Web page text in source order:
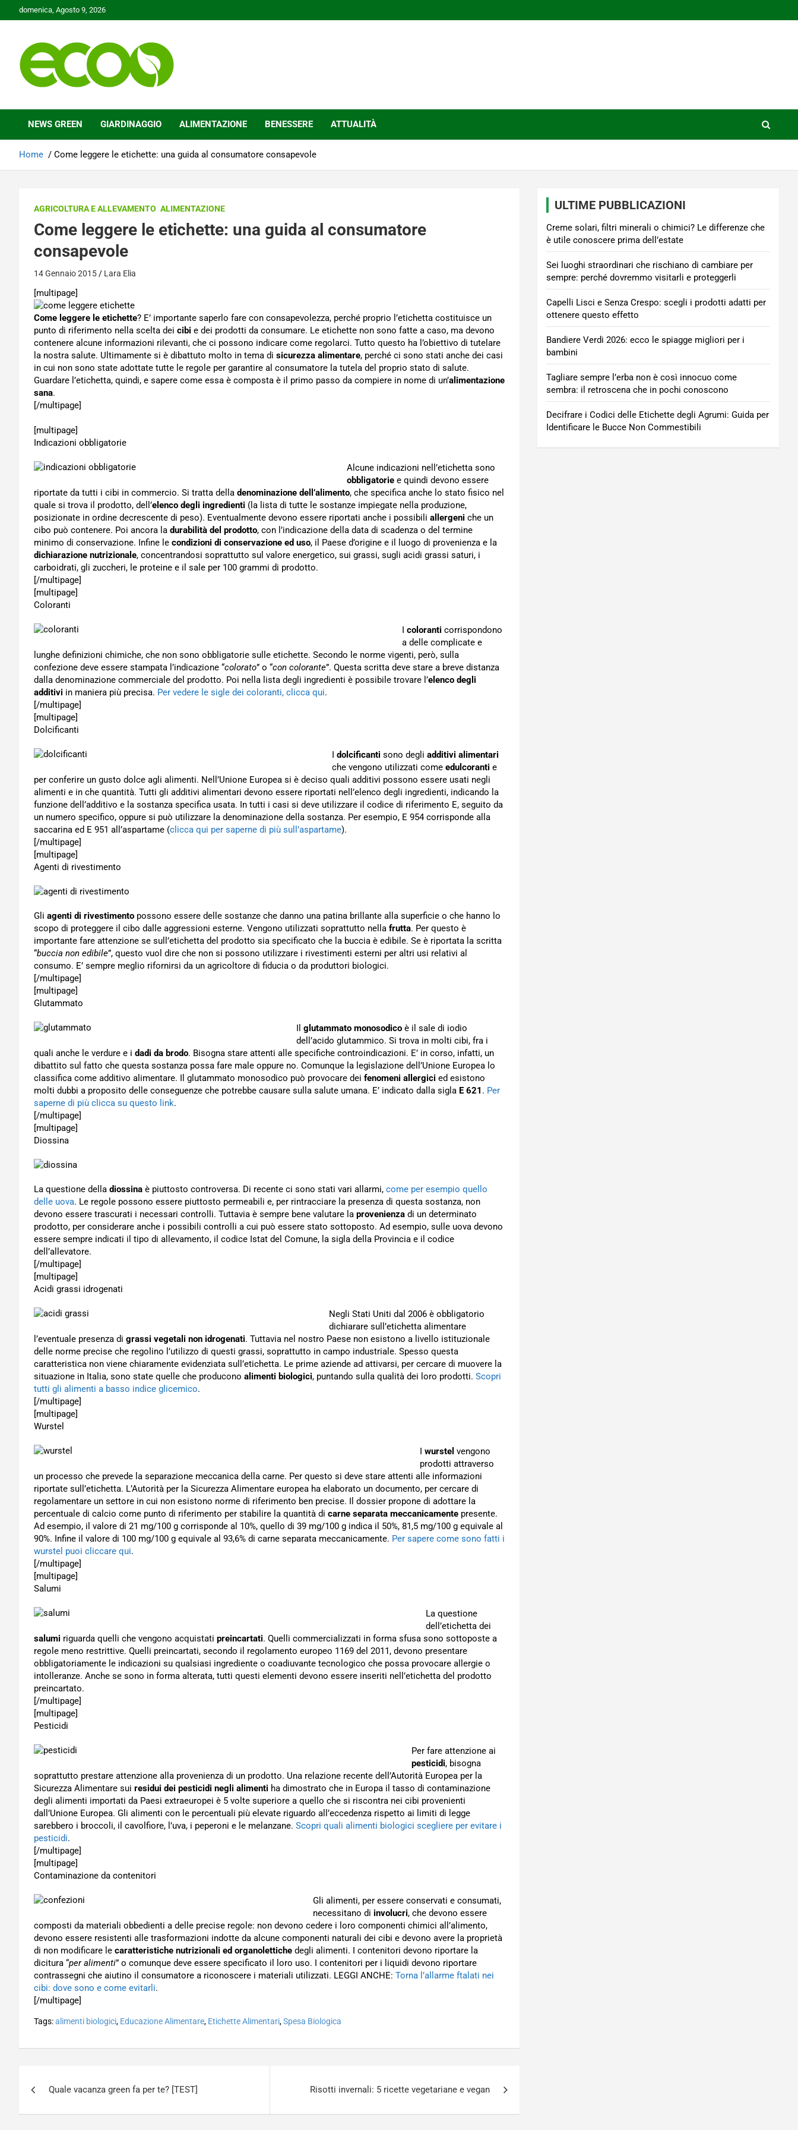
to
domenica, Agosto 9, 2026
Ecoo.it
NEWS GREEN GIARDINAGGIO ALIMENTAZIONE BENESSERE ATTUALITÀ
Home Come leggere le etichette: una guida al consumatore consapevole
AGRICOLTURA E ALLEVAMENTO ALIMENTAZIONE
Come leggere le etichette: una guida al consumatore
consapevole
14 Gennaio 2015 Lara Elia
[multipage]
Come leggere le etichette? E’ importante saperlo fare con consapevolezza, perché proprio l’etichetta costituisce un
punto di riferimento nella scelta dei cibi e dei prodotti da consumare. Le etichette non sono fatte a caso, ma devono
contenere alcune informazioni rilevanti, che ci possono indicare come regolarci. Tutto questo ha l’obiettivo di tutelare
la nostra salute. Ultimamente si è dibattuto molto in tema di sicurezza alimentare, perché ci sono stati anche dei casi
in cui non sono state adottate tutte le regole per garantire al consumatore la tutela del proprio stato di salute.
Guardare l’etichetta, quindi, e sapere come essa è composta è il primo passo da compiere in nome di un’alimentazione
sana.
[/multipage]
[multipage]
Indicazioni obbligatorie
Alcune indicazioni nell’etichetta sono
obbligatorie e quindi devono essere
riportate da tutti i cibi in commercio. Si tratta della denominazione dell’alimento, che specifica anche lo stato fisico nel
quale si trova il prodotto, dell’elenco degli ingredienti (la lista di tutte le sostanze impiegate nella produzione,
posizionate in ordine decrescente di peso). Eventualmente devono essere riportati anche i possibili allergeni che un
cibo può contenere. Poi ancora la durabilità del prodotto, con l’indicazione della data di scadenza o del termine
minimo di conservazione. Infine le condizioni di conservazione ed uso, il Paese d’origine e il luogo di provenienza e la
dichiarazione nutrizionale, concentrandosi soprattutto sul valore energetico, sui grassi, sugli acidi grassi saturi, i
carboidrati, gli zuccheri, le proteine e il sale per 100 grammi di prodotto.
[/multipage]
[multipage]
Coloranti
I coloranti corrispondono
a delle complicate e
lunghe definizioni chimiche, che non sono obbligatorie sulle etichette. Secondo le norme vigenti, però, sulla
confezione deve essere stampata l’indicazione “colorato” o “con colorante”. Questa scritta deve stare a breve distanza
dalla denominazione commerciale del prodotto. Poi nella lista degli ingredienti è possibile trovare l’elenco degli
additivi in maniera più precisa. Per vedere le sigle dei coloranti, clicca qui.
[/multipage]
[multipage]
Dolcificanti
I dolcificanti sono degli additivi alimentari
che vengono utilizzati come edulcoranti e
per conferire un gusto dolce agli alimenti. Nell’Unione Europea si è deciso quali additivi possono essere usati negli
alimenti e in che quantità. Tutti gli additivi alimentari devono essere riportati nell’elenco degli ingredienti, indicando la
funzione dell’additivo e la sostanza specifica usata. In tutti i casi si deve utilizzare il codice di riferimento E, seguito da
un numero specifico, oppure si può utilizzare la denominazione della sostanza. Per esempio, E 954 corrisponde alla
saccarina ed E 951 all’aspartame (clicca qui per saperne di più sull’aspartame).
[/multipage]
[multipage]
Agenti di rivestimento
Gli agenti di rivestimento possono essere delle sostanze che danno una patina brillante alla superficie o che hanno lo
scopo di proteggere il cibo dalle aggressioni esterne. Vengono utilizzati soprattutto nella frutta. Per questo è
importante fare attenzione se sull’etichetta del prodotto sia specificato che la buccia è edibile. Se è riportata la scritta
“buccia non edibile”, questo vuol dire che non si possono utilizzare i rivestimenti esterni per altri usi relativi al
consumo. E’ sempre meglio rifornirsi da un agricoltore di fiducia o da produttori biologici.
[/multipage]
[multipage]
Glutammato
Il glutammato monosodico è il sale di iodio
dell’acido glutammico. Si trova in molti cibi, fra i
quali anche le verdure e i dadi da brodo. Bisogna stare attenti alle specifiche controindicazioni. E’ in corso, infatti, un
dibattito sul fatto che questa sostanza possa fare male oppure no. Comunque la legislazione dell’Unione Europea lo
classifica come additivo alimentare. Il glutammato monosodico può provocare dei fenomeni allergici ed esistono
molti dubbi a proposito delle conseguenze che potrebbe causare sulla salute umana. E’ indicato dalla sigla E 621 . Per
saperne di più clicca su questo link.
[/multipage]
[multipage]
Diossina
La questione della diossina è piuttosto controversa. Di recente ci sono stati vari allarmi, come per esempio quello
delle uova. Le regole possono essere piuttosto permeabili e, per rintracciare la presenza di questa sostanza, non
devono essere trascurati i necessari controlli. Tuttavia è sempre bene valutare la provenienza di un determinato
prodotto, per considerare anche i possibili controlli a cui può essere stato sottoposto. Ad esempio, sulle uova devono
essere sempre indicati il tipo di allevamento, il codice Istat del Comune, la sigla della Provincia e il codice
dell’allevatore.
[/multipage]
[multipage]
Acidi grassi idrogenati
Negli Stati Uniti dal 2006 è obbligatorio
dichiarare sull’etichetta alimentare
l’eventuale presenza di grassi vegetali non idrogenati. Tuttavia nel nostro Paese non esistono a livello istituzionale
delle norme precise che regolino l’utilizzo di questi grassi, soprattutto in campo industriale. Spesso questa
caratteristica non viene chiaramente evidenziata sull’etichetta. Le prime aziende ad attivarsi, per cercare di muovere la
situazione in Italia, sono state quelle che producono alimenti biologici, puntando sulla qualità dei loro prodotti. Scopri
tutti gli alimenti a basso indice glicemico.
[/multipage]
[multipage]
Wurstel
I wurstel vengono
prodotti attraverso
un processo che prevede la separazione meccanica della carne. Per questo si deve stare attenti alle informazioni
riportate sull’etichetta. L’Autorità per la Sicurezza Alimentare europea ha elaborato un documento, per cercare di
regolamentare un settore in cui non esistono norme di riferimento ben precise. Il dossier propone di adottare la
percentuale di calcio come punto di riferimento per stabilire la quantità di carne separata meccanicamente presente.
Ad esempio, il valore di 21 mg/100 g corrisponde al 10%, quello di 39 mg/100 g indica il 50%, 81,5 mg/100 g equivale al
90%. Infine il valore di 100 mg/100 g equivale al 93,6% di carne separata meccanicamente. Per sapere come sono fatti i
wurstel puoi cliccare qui.
[/multipage]
[multipage]
Salumi
La questione
dell’etichetta dei
salumi riguarda quelli che vengono acquistati preincartati. Quelli commercializzati in forma sfusa sono sottoposte a
regole meno restrittive. Quelli preincartati, secondo il regolamento europeo 1169 del 2011, devono presentare
obbligatoriamente le indicazioni su qualsiasi ingrediente o coadiuvante tecnologico che possa provocare allergie o
intolleranze. Anche se sono in forma alterata, tutti questi elementi devono essere inseriti nell’etichetta del prodotto
preincartato.
[/multipage]
[multipage]
Pesticidi
Per fare attenzione ai
pesticidi, bisogna
soprattutto prestare attenzione alla provenienza di un prodotto. Una relazione recente dell’Autorità Europea per la
Sicurezza Alimentare sui residui dei pesticidi negli alimenti ha dimostrato che in Europa il tasso di contaminazione
degli alimenti importati da Paesi extraeuropei è 5 volte superiore a quello che si riscontra nei cibi provenienti
dall’Unione Europea. Gli alimenti con le percentuali più elevate riguardo all’eccedenza rispetto ai limiti di legge
sarebbero i broccoli, il cavolfiore, l’uva, i peperoni e le melanzane. Scopri quali alimenti biologici scegliere per evitare i
pesticidi.
[/multipage]
[multipage]
Contaminazione da contenitori
Gli alimenti, per essere conservati e consumati,
necessitano di involucri, che devono essere
composti da materiali obbedienti a delle precise regole: non devono cedere i loro componenti chimici all’alimento,
devono essere resistenti alle trasformazioni indotte da alcune componenti naturali dei cibi e devono avere la proprietà
di non modificare le caratteristiche nutrizionali ed organolettiche degli alimenti. I contenitori devono riportare la
dicitura “per alimenti” o comunque deve essere specificato il loro uso. I contenitori per i liquidi devono riportare
contrassegni che aiutino il consumatore a riconoscere i materiali utilizzati. LEGGI ANCHE: Torna l’allarme ftalati nei
cibi: dove sono e come evitarli.
[/multipage]
Tags:alimenti biologici, Educazione Alimentare, Etichette Alimentari,Spesa Biologica
articoli
Quale vacanza green fa per te? [TEST] Risotti invernali: 5 ricette vegetariane e vegan
ULTIME PUBBLICAZIONI
Creme solari, filtri minerali o chimici? Le differenze che
è utile conoscere prima dell’estate
Sei luoghi straordinari che rischiano di cambiare per
sempre: perché dovremmo visitarli e proteggerli
Capelli Lisci e Senza Crespo: scegli i prodotti adatti per
ottenere questo effetto
Bandiere Verdi 2026: ecco le spiagge migliori per i
bambini
Tagliare sempre l’erba non è così innocuo come
sembra: il retroscena che in pochi conoscono
Decifrare i Codici delle Etichette degli Agrumi: Guida per
Identificare le Bucce Non Commestibili